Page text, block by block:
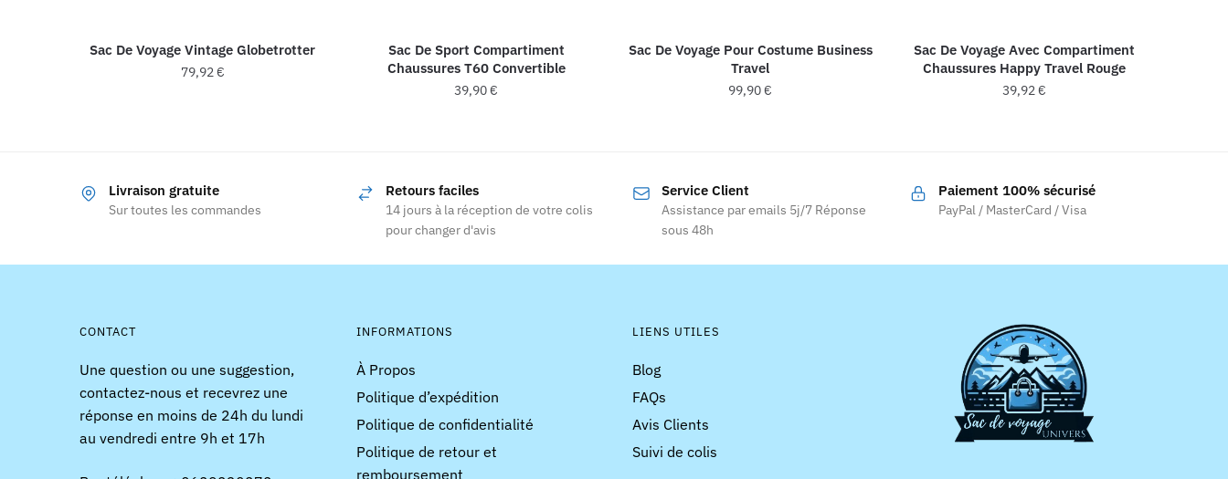
Sac De Voyage Vintage Globetrotter
79,92€
variations.
Les
peuvent
page
du
produit
Sac De Sport Compartiment
Chaussures T60 Convertible
39,90€
plusieurs
variations.
Les
options
page
du
produit
Sac De Voyage Pour Costume Business
Travel
99,90€
variations.
options
Sac De Voyage Avec Compartiment
Chaussures Happy Travel Rouge
39,92€
Livraison gratuite
Sur toutes les commandes
Retours faciles
14 jours à la réception de votre colis
pour changer d'avis
Service Client
Assistance par emails 5j/7 Réponse
sous 48h
Paiement 100% sécurisé
PayPal / MasterCard / Visa
CONTACT
Une question ou une suggestion,
contactez-nous et recevrez une
réponse en moins de 24h du lundi
au vendredi entre 9h et 17h
INFORMATIONS
À Propos
Politique d’expédition
Politique de confidentialité
Politique de retour et
remboursement
LIENS UTILES
Blog
FAQs
Avis Clients
Suivi de colis